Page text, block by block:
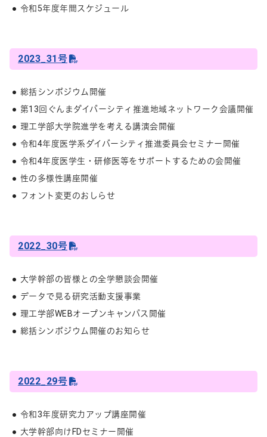
令和5年度年間スケジュール
2023_31号
総括シンポジウム開催
第13回ぐんまダイバーシティ推進地域ネットワーク会議開催
理工学部大学院進学を考える講演会開催
令和4年度医学系ダイバーシティ推進委員会セミナー開催
令和4年度医学生・研修医等をサポートするための会開催
性の多様性講座開催
フォント変更のおしらせ
2022_30号
大学幹部の皆様との全学懇談会開催
データで見る研究活動支援事業
理工学部WEBオープンキャンパス開催
総括シンポジウム開催のお知らせ
2022_29号
令和3年度研究力アップ講座開催
大学幹部向けFDセミナー開催